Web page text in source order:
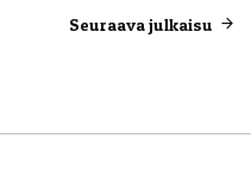
Seuraava julkaisu